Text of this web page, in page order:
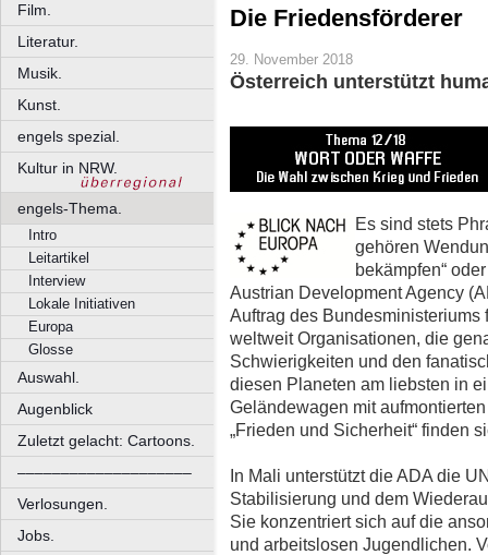
Film.
Literatur.
Musik.
Kunst.
engels spezial.
Kultur in NRW.
engels-Thema.
Intro
Leitartikel
Interview
Lokale Initiativen
Europa
Glosse
Auswahl.
Augenblick
Zuletzt gelacht: Cartoons.
––––––––––––––––––––
Verlosungen.
Jobs.
Die Friedensförderer
29. November 2018
Österreich unterstützt
Es sind stets
gehören
bekämpfen“
Austrian Development Agency
Auftrag des
weltweit Organisationen, die
Schwierigkeiten und den
diesen Planeten am liebsten in
Geländewagen mit
„Frieden und Sicherheit“ finden
In Mali unterstützt die ADA die
Stabilisierung und dem
Sie konzentriert sich auf die
und arbeitslosen Jugendlichen.